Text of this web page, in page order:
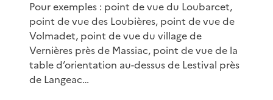
Pour exemples : point de vue du Loubarcet,
point de vue des Loubières, point de vue de
Volmadet, point de vue du village de
Vernières près de Massiac, point de vue de la
table d’orientation au-dessus de Lestival près
de Langeac…